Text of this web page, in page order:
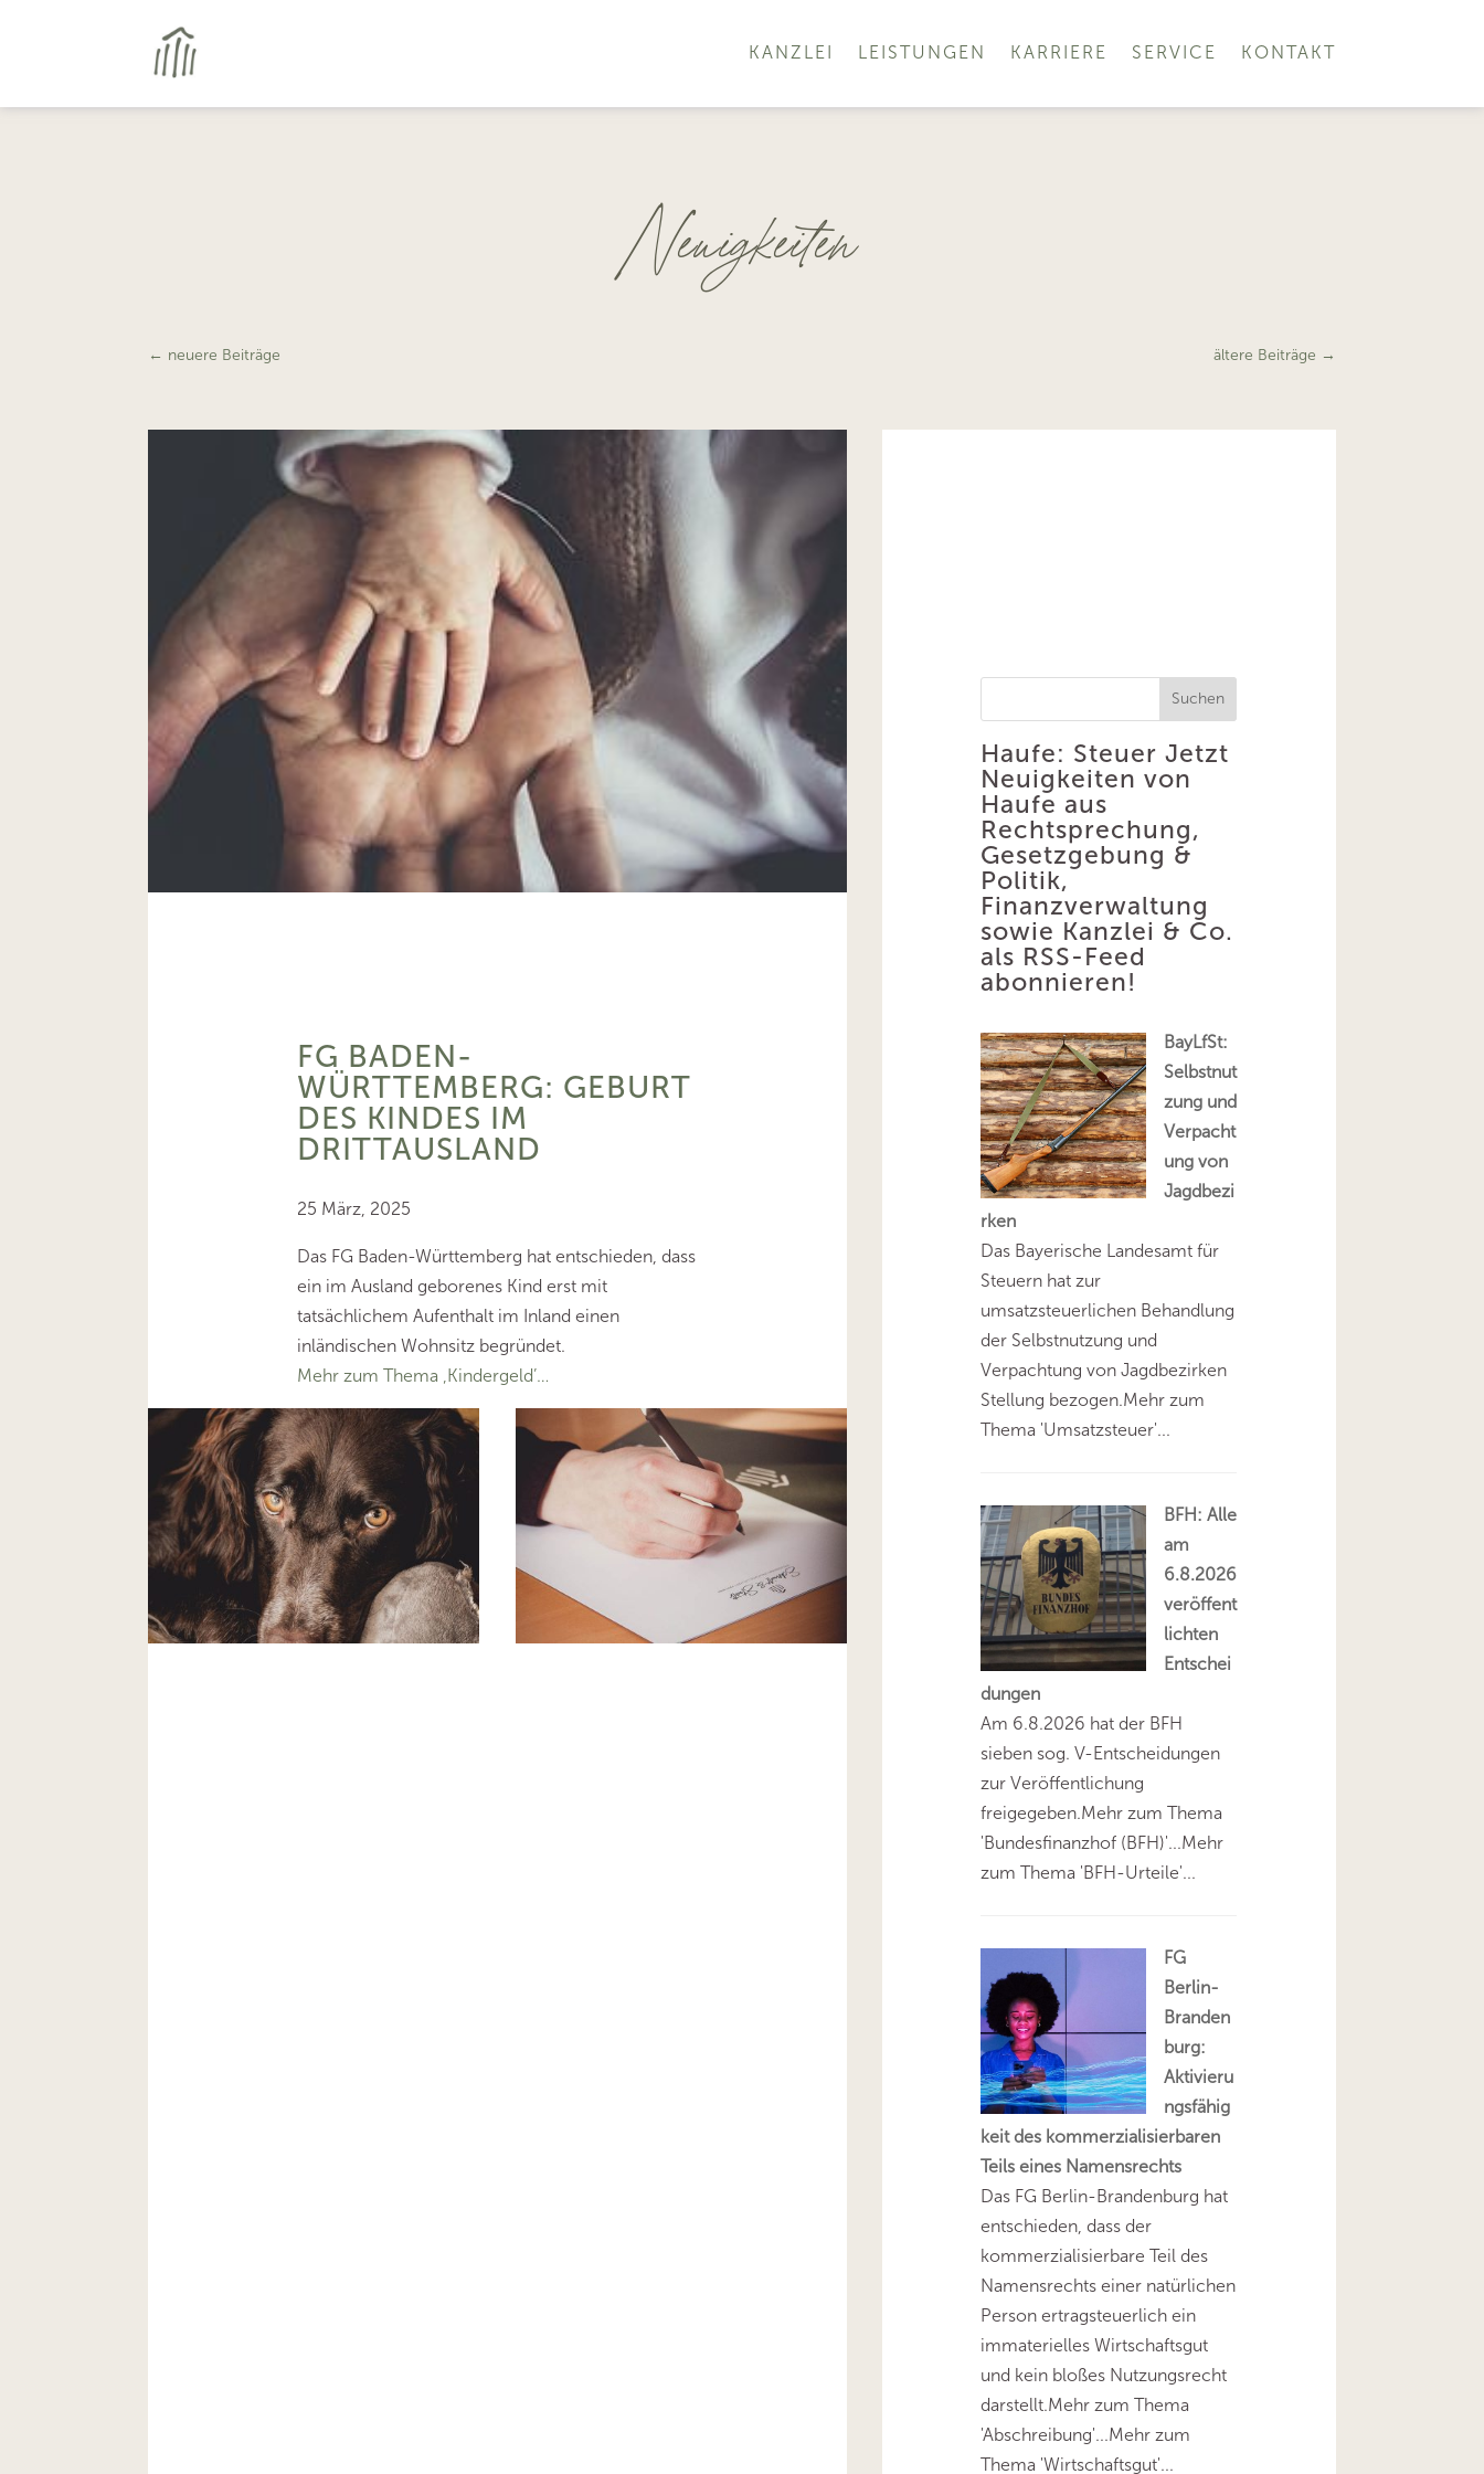
KANZLEI LEISTUNGEN KARRIERE SERVICE KONTAKT
Neuigkeiten
← neuere Beiträge ältere Beiträge →
FG BADEN-
WÜRTTEMBERG: GEBURT
DES KINDES IM
DRITTAUSLAND
25 März, 2025
Das FG Baden-Württemberg hat entschieden, dass
ein im Ausland geborenes Kind erst mit
tatsächlichem Aufenthalt im Inland einen
inländischen Wohnsitz begründet.
Mehr zum Thema ‚Kindergeld’…
Suchen
Haufe: Steuer Jetzt
Neuigkeiten von
Haufe aus
Rechtsprechung,
Gesetzgebung &
Politik,
Finanzverwaltung
sowie Kanzlei & Co.
als RSS-Feed
abonnieren!
BayLfSt:
Selbstnut
zung und
Verpacht
ung von
Jagdbezi
rken
Das Bayerische Landesamt für
Steuern hat zur
umsatzsteuerlichen Behandlung
der Selbstnutzung und
Verpachtung von Jagdbezirken
Stellung bezogen.Mehr zum
Thema 'Umsatzsteuer'...
BFH: Alle
am
6.8.2026
veröffent
lichten
Entschei
dungen
Am 6.8.2026 hat der BFH
sieben sog. V-Entscheidungen
zur Veröffentlichung
freigegeben.Mehr zum Thema
'Bundesfinanzhof (BFH)'...Mehr
zum Thema 'BFH-Urteile'...
FG
Berlin-
Branden
burg:
Aktivieru
ngsfähig
keit des kommerzialisierbaren
Teils eines Namensrechts
Das FG Berlin-Brandenburg hat
entschieden, dass der
kommerzialisierbare Teil des
Namensrechts einer natürlichen
Person ertragsteuerlich ein
immaterielles Wirtschaftsgut
und kein bloßes Nutzungsrecht
darstellt.Mehr zum Thema
'Abschreibung'...Mehr zum
Thema 'Wirtschaftsgut'...